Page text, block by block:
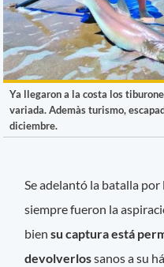
Ya llegaron a la costa los
variada. Ademàs turismo,
diciembre.
Se adelantó la batalla
siempre fueron la
biensu captura está
devolverlossanos a su